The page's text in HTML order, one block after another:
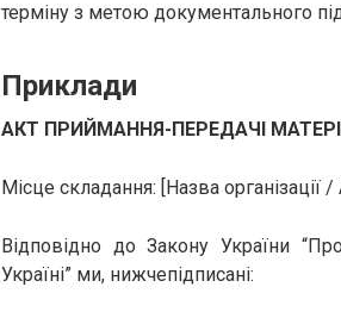
терміну з метою документального
Приклади
АКТ ПРИЙМАННЯ-ПЕРЕДАЧІ
Місце складання: [Назва
Відповідно до Закону України
Україні” ми, нижчепідписані: